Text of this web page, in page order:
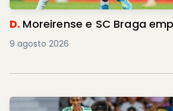
D. Moreirense e SC Braga
9 agosto 2026